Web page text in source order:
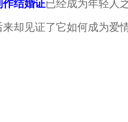
作结婚证已经成为年轻人
却见证了它如何成为爱